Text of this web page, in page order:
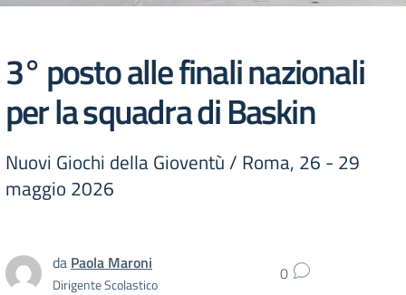
3° posto alle finali nazionali
per la squadra di Baskin
Nuovi Giochi della Gioventù / Roma, 26 - 29
maggio 2026
da Paola Maroni
Dirigente Scolastico 0